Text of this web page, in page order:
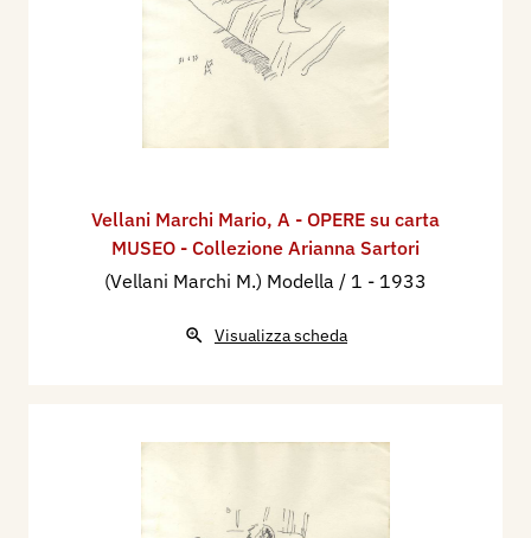
Vellani Marchi Mario, A - OPERE su carta
MUSEO - Collezione Arianna Sartori
(Vellani Marchi M.) Modella / 1 - 1933
Visualizza scheda